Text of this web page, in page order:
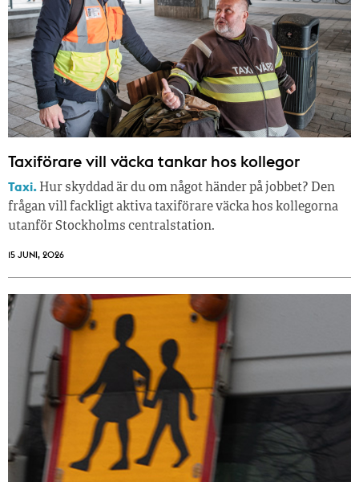
Taxiförare vill väcka tankar hos kollegor
Taxi. Hur skyddad är du om något händer på jobbet? Den
frågan vill fackligt aktiva taxiförare väcka hos kollegorna
utanför Stockholms centralstation.
15 JUNI, 2026